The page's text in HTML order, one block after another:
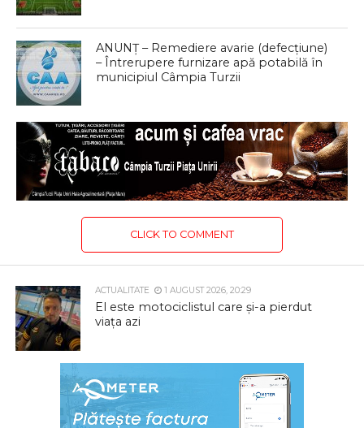
ANUNȚ – Remediere avarie (defecțiune)
– Întrerupere furnizare apă potabilă în
municipiul Câmpia Turzii
CLICK TO COMMENT
ACTUALITATE 1 AUGUST 2026, 20:29
El este motociclistul care și-a pierdut
viața azi